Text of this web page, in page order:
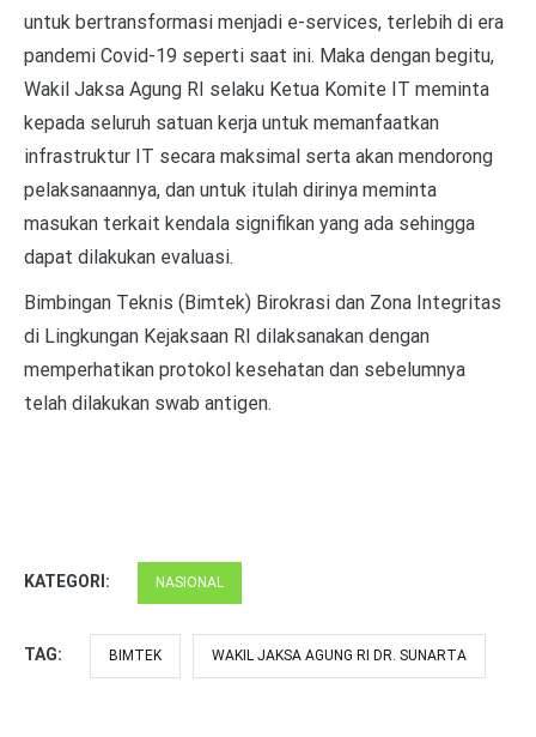
untuk bertransformasi menjadi e-services, terlebih di era
pandemi Covid-19 seperti saat ini. Maka dengan begitu,
Wakil Jaksa Agung RI selaku Ketua Komite IT meminta
kepada seluruh satuan kerja untuk memanfaatkan
infrastruktur IT secara maksimal serta akan mendorong
pelaksanaannya, dan untuk itulah dirinya meminta
masukan terkait kendala signifikan yang ada sehingga
dapat dilakukan evaluasi.
Bimbingan Teknis (Bimtek) Birokrasi dan Zona Integritas
di Lingkungan Kejaksaan RI dilaksanakan dengan
memperhatikan protokol kesehatan dan sebelumnya
telah dilakukan swab antigen.
KATEGORI: NASIONAL
TAG: BIMTEK WAKIL JAKSA AGUNG RI DR. SUNARTA